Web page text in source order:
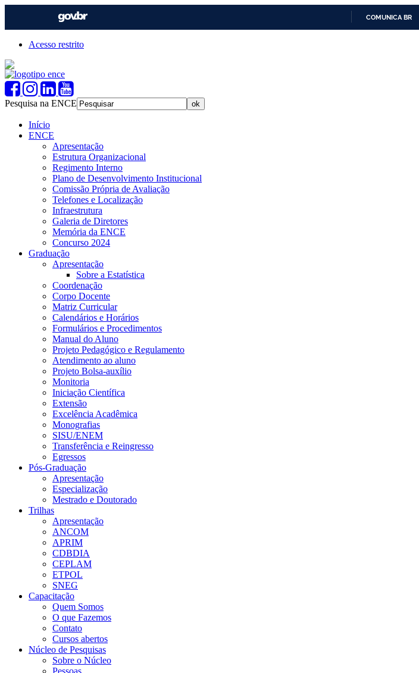
COMUNICA BR
Acesso restrito
Pesquisa na ENCE
Início
ENCE
Apresentação
Estrutura Organizacional
Regimento Interno
Plano de Desenvolvimento Institucional
Comissão Própria de Avaliação
Telefones e Localização
Infraestrutura
Galeria de Diretores
Memória da ENCE
Concurso 2024
Graduação
Apresentação
Sobre a Estatística
Coordenação
Corpo Docente
Matriz Curricular
Calendários e Horários
Formulários e Procedimentos
Manual do Aluno
Projeto Pedagógico e Regulamento
Atendimento ao aluno
Projeto Bolsa-auxílio
Monitoria
Iniciação Científica
Extensão
Excelência Acadêmica
Monografias
SISU/ENEM
Transferência e Reingresso
Egressos
Pós-Graduação
Apresentação
Especialização
Mestrado e Doutorado
Trilhas
Apresentação
ANCOM
APRIM
CDBDIA
CEPLAM
ETPOL
SNEG
Capacitação
Quem Somos
O que Fazemos
Contato
Cursos abertos
Núcleo de Pesquisas
Sobre o Núcleo
Pessoas